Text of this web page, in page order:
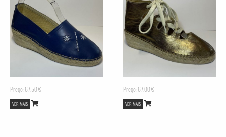
Preço: 67.50 €
VER MAIS
Preço: 67.00 €
VER MAIS